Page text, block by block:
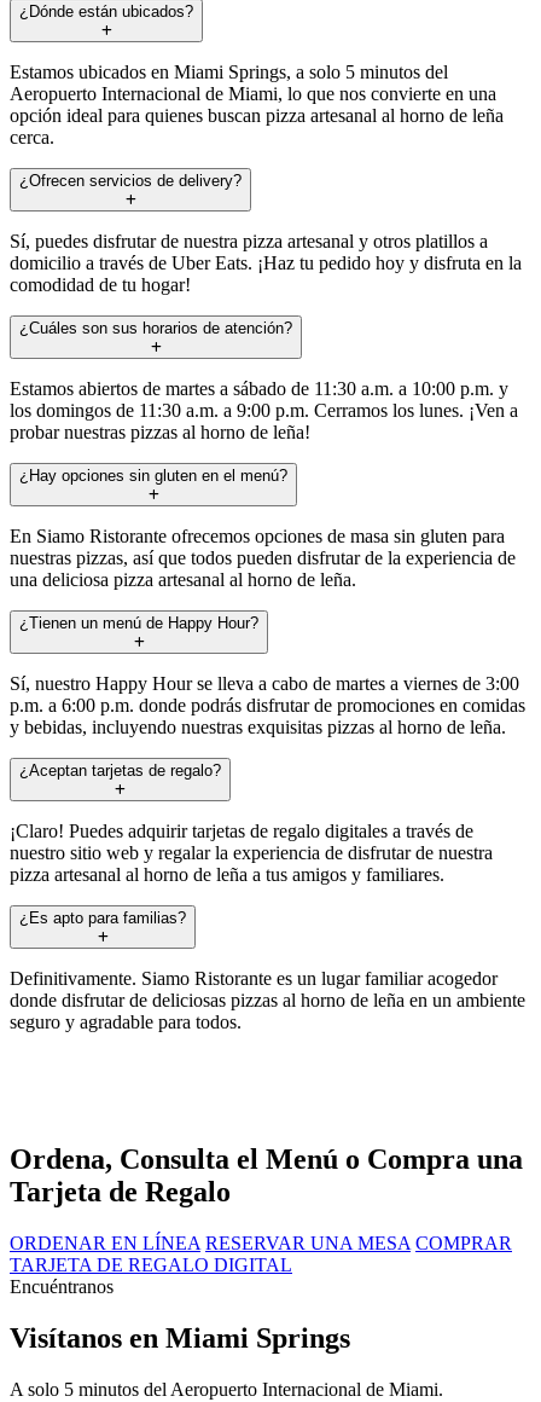
¿Dónde están ubicados?
Estamos ubicados en Miami Springs, a solo 5 minutos del
Aeropuerto Internacional de Miami, lo que nos convierte en una
opción ideal para quienes buscan pizza artesanal al horno de leña
cerca.
¿Ofrecen servicios de delivery?
Sí, puedes disfrutar de nuestra pizza artesanal y otros platillos a
domicilio a través de Uber Eats. ¡Haz tu pedido hoy y disfruta en la
comodidad de tu hogar!
¿Cuáles son sus horarios de atención?
Estamos abiertos de martes a sábado de 11:30 a.m. a 10:00 p.m. y
los domingos de 11:30 a.m. a 9:00 p.m. Cerramos los lunes. ¡Ven a
probar nuestras pizzas al horno de leña!
¿Hay opciones sin gluten en el menú?
En Siamo Ristorante ofrecemos opciones de masa sin gluten para
nuestras pizzas, así que todos pueden disfrutar de la experiencia de
una deliciosa pizza artesanal al horno de leña.
¿Tienen un menú de Happy Hour?
Sí, nuestro Happy Hour se lleva a cabo de martes a viernes de 3:00
p.m. a 6:00 p.m. donde podrás disfrutar de promociones en comidas
y bebidas, incluyendo nuestras exquisitas pizzas al horno de leña.
¿Aceptan tarjetas de regalo?
¡Claro! Puedes adquirir tarjetas de regalo digitales a través de
nuestro sitio web y regalar la experiencia de disfrutar de nuestra
pizza artesanal al horno de leña a tus amigos y familiares.
¿Es apto para familias?
Definitivamente. Siamo Ristorante es un lugar familiar acogedor
donde disfrutar de deliciosas pizzas al horno de leña en un ambiente
seguro y agradable para todos.
Ordena, Consulta el Menú o Compra una
Tarjeta de Regalo
ORDENAR EN LÍNEA RESERVAR UNA MESA COMPRAR
TARJETA DE REGALO DIGITAL
Encuéntranos
Visítanos en Miami Springs
A solo 5 minutos del Aeropuerto Internacional de Miami.